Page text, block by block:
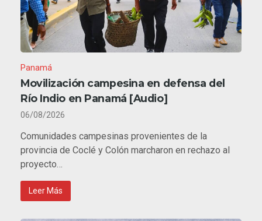
Panamá
Movilización campesina en defensa del
Río Indio en Panamá [Audio]
06/08/2026
Comunidades campesinas provenientes de la
provincia de Coclé y Colón marcharon en rechazo al
proyecto…
Leer Más